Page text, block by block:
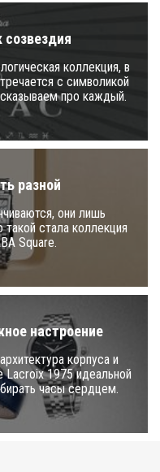
коллекция, в
с символикой
про каждый.
разной
они лишь
стала коллекция
Square.
настроение
корпуса и
Lacroix 1975 идеальной
часы сердцем.